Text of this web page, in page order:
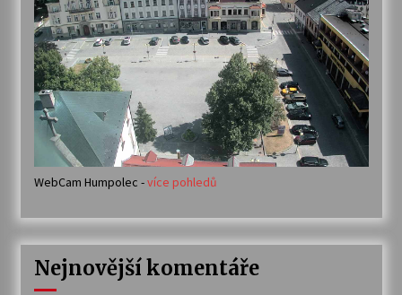
WebCam Humpolec -více pohledů
Nejnovější komentáře